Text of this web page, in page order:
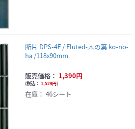
断片 DPS-4F / Fluted-木の葉 ko-no-
ha /118x90mm
販売価格： 1,390円
(税込： 1,529円)
在庫： 46シート